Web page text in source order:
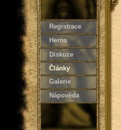
Registrace
Herna
Diskuze
Články
Galerie
Nápověda